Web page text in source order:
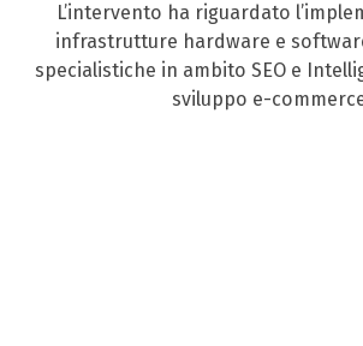
L’intervento ha riguardato
infrastrutture hardware e
specialistiche in ambito SEO e
sviluppo e-